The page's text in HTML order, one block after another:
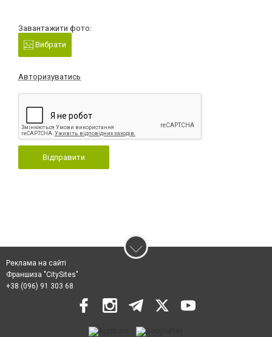
Завантажити фото:
Вибрати
Авторизуватись
Відправити
Реклама на сайті
Франшиза "CitySites"
+38 (096) 91 303 68